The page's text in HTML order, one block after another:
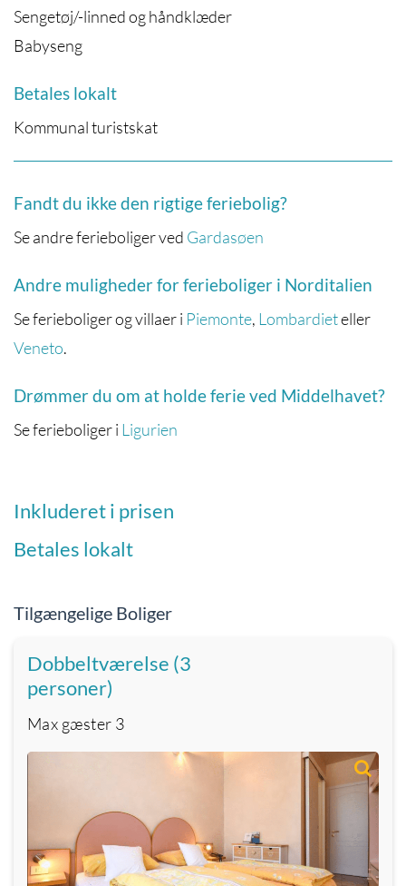
Sengetøj/-linned og håndklæder
Babyseng
Betales lokalt
Kommunal turistskat
Fandt du ikke den rigtige feriebolig?
Se andre ferieboliger ved Gardasøen
Andre muligheder for ferieboliger i Norditalien
Se ferieboliger og villaer i Piemonte, Lombardieteller
Veneto.
Drømmer du om at holde ferie ved Middelhavet?
Se ferieboliger i Ligurien
Inkluderet i prisen
Betales lokalt
Tilgængelige Boliger
Dobbeltværelse (3
personer)
Max gæster 3